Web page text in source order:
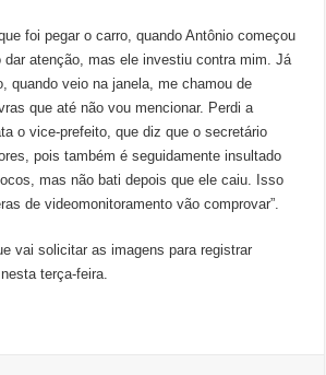
foi pegar o carro, quando Antônio começou
dar atenção, mas ele investiu contra mim. Já
quando veio na janela, me chamou de
que até não vou mencionar. Perdi a
o vice-prefeito, que diz que o secretário
pois também é seguidamente insultado
mas não bati depois que ele caiu. Isso
de videomonitoramento vão comprovar”.
vai solicitar as imagens para registrar
terça-feira.